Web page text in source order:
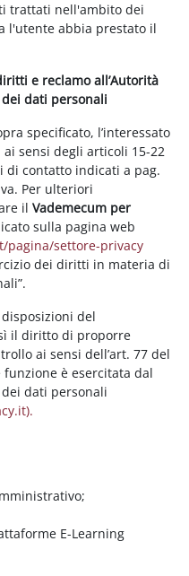
trattati nell'ambito dei
l'utente abbia prestato il
e reclamo all’Autorità
dati personali
specificato, l’interessato
sensi degli articoli 15-22
di contatto indicati a pag.
Per ulteriori
ilVademecum per
sulla pagina web
settore-privacy
dei diritti in materia di
del
il diritto di proporre
ai sensi dell’art. 77 del
è esercitata dal
dati personali
E-Learning